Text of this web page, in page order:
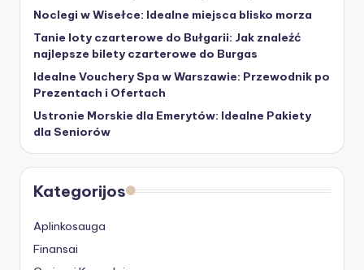
Noclegi w Wisełce: Idealne miejsca blisko morza
Tanie loty czarterowe do Bułgarii: Jak znaleźć
najlepsze bilety czarterowe do Burgas
Idealne Vouchery Spa w Warszawie: Przewodnik po
Prezentach i Ofertach
Ustronie Morskie dla Emerytów: Idealne Pakiety
dla Seniorów
Kategorijos
Aplinkosauga
Finansai